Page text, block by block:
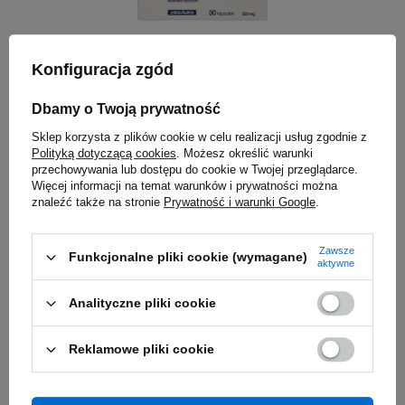
Pas treningowy MEX NUTRITION Fit-N Blue w
rozmiarze M to profesjonalne akcesorium
treningowe, które zapewnia maksymalne
wsparcie podczas intensywnych ćwiczeń
siłowych. Wykonany z wysokiej jakości neoprenu,
gwarantuje trwałość i elastyczność, jednocześnie
zabezpieczając dolną część pleców i mięśnie
MEGABOL Testosterol 250 -
4.98 (48)
BESTSELLER
14,68 zł
0,49 zł / szt.
Kup do 20:00 -wysyłka dzisiaj
BESTSELLER
147,49
Zapytaj o produkt
Konfiguracja zgód
Dbamy o Twoją prywatność
Sklep korzysta z plików cookie w celu realizacji usług zgodnie z
Polityką dotyczącą cookies. Możesz określić warunki
przechowywania lub dostępu do cookie w Twojej przeglądarce.
Więcej informacji na temat warunków i prywatności można
znaleźć także na stronie Prywatność i warunki Google.
Funkcjonalne pliki cookie (wymagane)
Zawsze
aktywne
Analityczne pliki cookie
Reklamowe pliki cookie